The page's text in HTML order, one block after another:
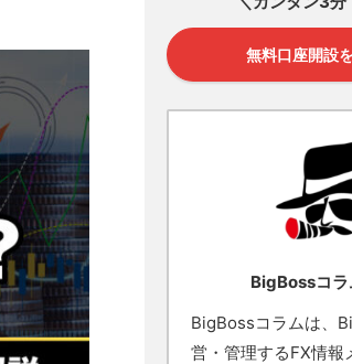
無料口座開設
BigBossコラ
BigBossコラムは、
営・管理するFX情報